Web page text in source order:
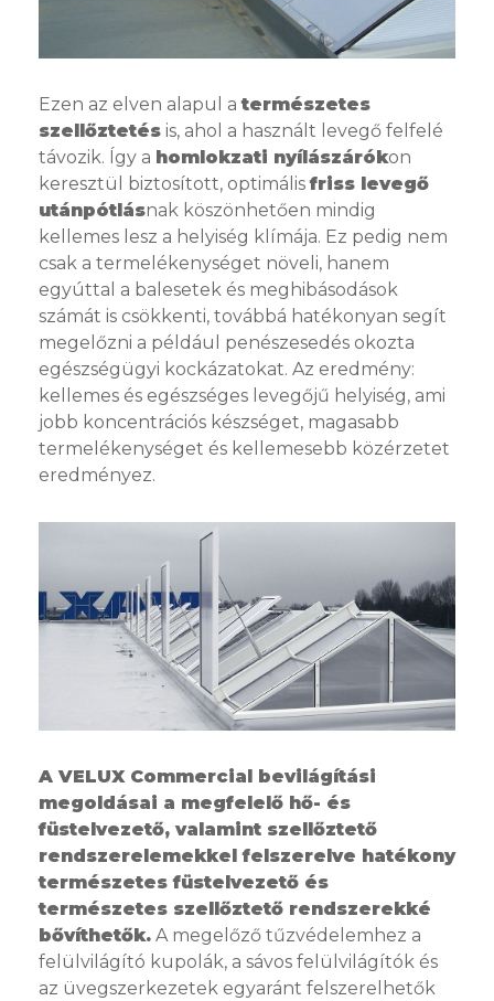
Ezen az elven alapul atermészetes
szellőztetés is, ahol a használt levegő felfelé
távozik. Így a homlokzati nyílászárókon
keresztül biztosított, optimálisfriss levegő
utánpótlásnak köszönhetően mindig
kellemes lesz a helyiség klímája. Ez pedig nem
csak a termelékenységet növeli, hanem
egyúttal a balesetek és meghibásodások
számát is csökkenti, továbbá hatékonyan segít
megelőzni a például penészesedés okozta
egészségügyi kockázatokat. Az eredmény:
kellemes és egészséges levegőjű helyiség, ami
jobb koncentrációs készséget, magasabb
termelékenységet és kellemesebb közérzetet
eredményez.
A VELUX Commercial bevilágítási
megoldásai a megfelelő hő- és
füstelvezető, valamint szellőztető
rendszerelemekkel felszerelve hatékony
természetes füstelvezető és
természetes szellőztető rendszerekké
bővíthetők. A megelőző tűzvédelemhez a
felülvilágító kupolák, a sávos felülvilágítók és
az üvegszerkezetek egyaránt felszerelhetők